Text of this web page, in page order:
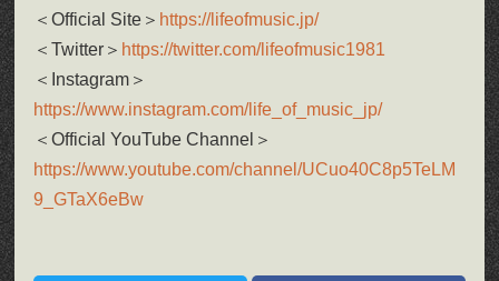
＜Official Site＞ https://lifeofmusic.jp/
＜Twitter＞ https://twitter.com/lifeofmusic1981
＜Instagram＞
https://www.instagram.com/life_of_music_jp/
＜Official YouTube Channel＞
https://www.youtube.com/channel/UCuo40C8p5TeLM
9_GTaX6eBw